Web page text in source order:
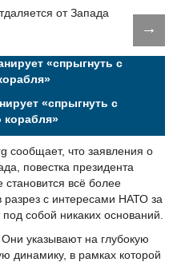
→
«спрыгнуть с
корабля»
сообщает, что заявления о
повестка президента
всё более
разрез с интересами НАТО за
собой никаких оснований.
указывают на глубокую
динамику, в рамках которой